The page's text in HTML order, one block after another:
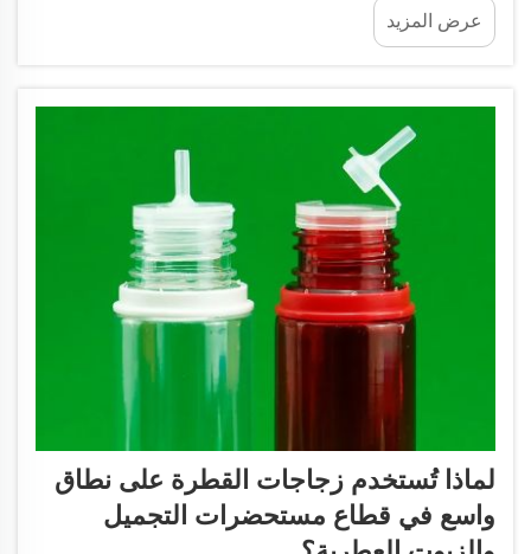
أنيقة المظهر وفعّالة الاستخدام لمختلف أنواع المصل.
كيفية اختيار الزجاجة المناسبة...
عرض المزيد
لماذا تُستخدم زجاجات القطرة على نطاق
واسع في قطاع مستحضرات التجميل